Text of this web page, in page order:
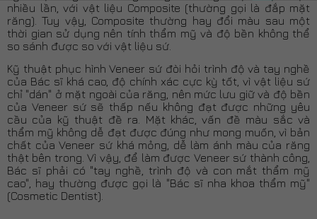
nhiều lần, với vật liệu Composite (thường gọi là đắp mặt
răng). Tuy vậy, Composite thường hay đổi màu sau một
thời gian sử dụng nên tính thẩm mỹ và độ bền không thể
so sánh được so với vật liệu sứ.
Kỹ thuật phục hình Veneer sứ đòi hỏi trình độ và tay nghề
của Bác sĩ khá cao, độ chính xác cực kỳ tốt, vì vật liệu sứ
chỉ "dán" ở mặt ngoài của răng, nên mức lưu giữ và độ bền
của Veneer sứ sẽ thấp nếu không đạt được những yêu
cầu của kỹ thuật đề ra. Mặt khác, vấn đề màu sắc và
thẩm mỹ không dễ đạt được đúng như mong muốn, vì bản
chất của Veneer sứ khá mỏng, dễ làm ánh màu của răng
thật bên trong. Vì vậy, để làm được Veneer sứ thành công,
Bác sĩ phải có "tay nghề, trình độ và con mắt thẩm mỹ
cao", hay thường được gọi là "Bác sĩ nha khoa thẩm mỹ"
(Cosmetic Dentist).